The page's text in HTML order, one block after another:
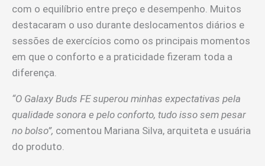
com o equilíbrio entre preço e desempenho. Muitos
destacaram o uso durante deslocamentos diários e
sessões de exercícios como os principais momentos
em que o conforto e a praticidade fizeram toda a
diferença.
“O Galaxy Buds FE superou minhas expectativas pela
qualidade sonora e pelo conforto, tudo isso sem pesar
no bolso”, comentou Mariana Silva, arquiteta e usuária
do produto.